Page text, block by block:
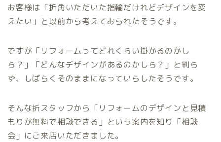
お客様は「折角いただいた指輪だけれどデザインを変
えたい」と以前から考えておられたそうです。
ですが「リフォームってどれくらい掛かるのかし
ら？」「どんなデザインがあるのかしら？」と判ら
ず、しばらくそのままになっていらしたそうです。
そんな折スタッフから「リフォームのデザインと見積
もりが無料で相談できる」という案内を知り「相談
会」にご来店いただきました。